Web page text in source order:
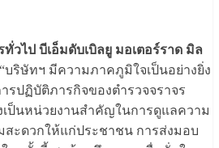
วไป บีเอ็มดับเบิลยู มอเตอร์ราด มิล
บริษัทฯ มีความภาคภูมิใจเป็นอย่างยิ่ง
ปฏิบัติภารกิจของตำรวจจราจร
เป็นหน่วยงานสำคัญในการดูแลความ
ะดวกให้แก่ประชาชน การส่งมอบ